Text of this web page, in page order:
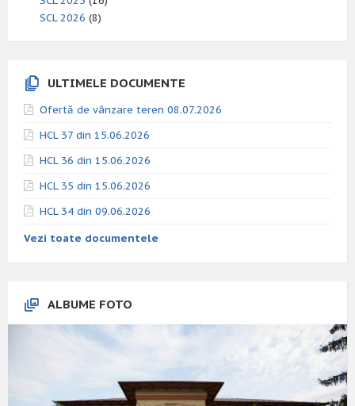
SCL 2026 (8)
ULTIMELE DOCUMENTE
Ofertă de vânzare teren 08.07.2026
HCL 37 din 15.06.2026
HCL 36 din 15.06.2026
HCL 35 din 15.06.2026
HCL 34 din 09.06.2026
Vezi toate documentele
ALBUME FOTO